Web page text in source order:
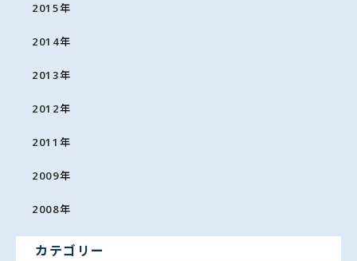
2015年
2014年
2013年
2012年
2011 年
2009年
2008年
カテゴリー